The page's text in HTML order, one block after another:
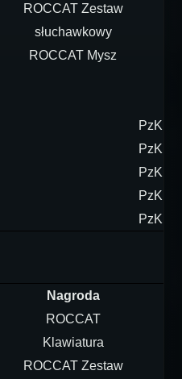
ROCCAT Zestaw
słuchawkowy
ROCCAT Mysz
Nagroda
ROCCAT
Klawiatura
ROCCAT Zestaw